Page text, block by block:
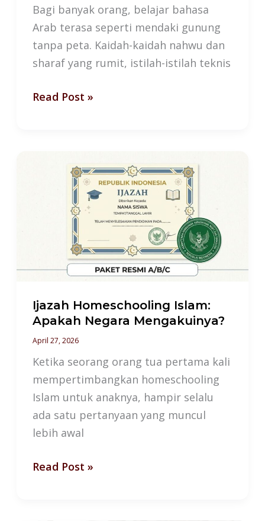
Bagi banyak orang, belajar bahasa
Arab terasa seperti mendaki gunung
tanpa peta. Kaidah-kaidah nahwu dan
sharaf yang rumit, istilah-istilah teknis
Read Post »
Ijazah Homeschooling Islam:
Apakah Negara Mengakuinya?
April 27, 2026
Ketika seorang orang tua pertama kali
mempertimbangkan homeschooling
Islam untuk anaknya, hampir selalu
ada satu pertanyaan yang muncul
lebih awal
Homeschooling
Apakah
Mengakuinya?
Read Post »